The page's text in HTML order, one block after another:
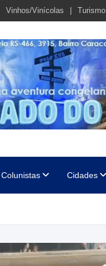
Vinhos/Vinícolas Turismo
Colunistas Cidades